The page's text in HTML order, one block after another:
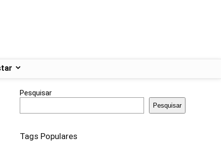
Pesquisar
Pesquisar
Tags Populares